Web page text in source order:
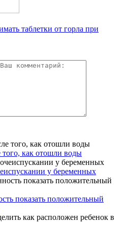
таблетки от горла при
того, как отошли воды
у беременных
показать положительный